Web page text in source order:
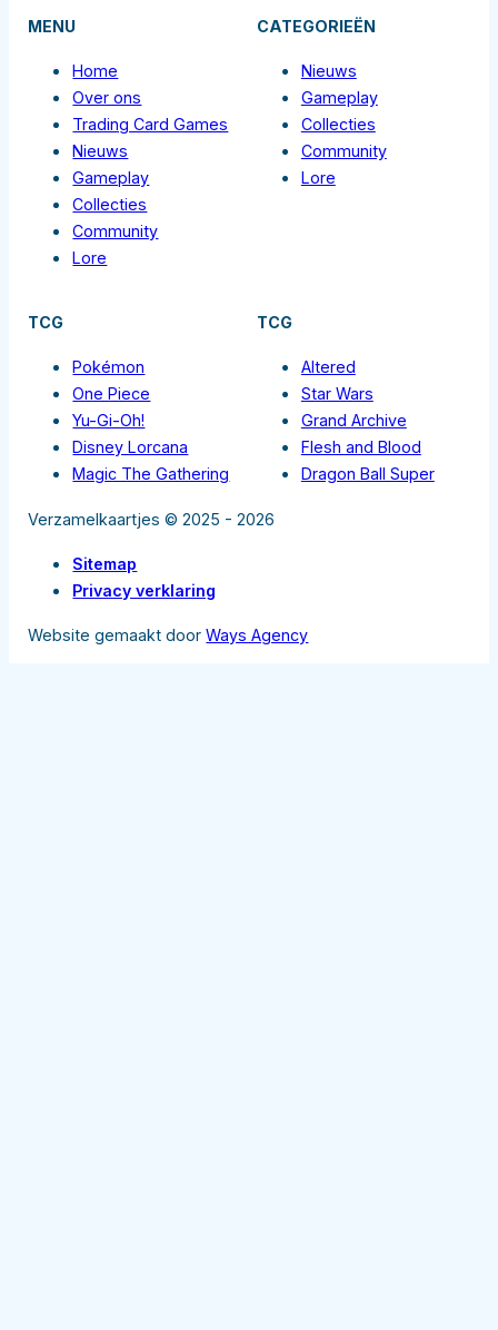
MENU
Home
Over ons
Trading Card Games
Nieuws
Gameplay
Collecties
Community
Lore
CATEGORIEËN
Nieuws
Gameplay
Collecties
Community
Lore
TCG
Pokémon
One Piece
Yu-Gi-Oh!
Disney Lorcana
Magic The Gathering
TCG
Altered
Star Wars
Grand Archive
Flesh and Blood
Dragon Ball Super
Verzamelkaartjes © 2025 - 2026
Sitemap
Privacy verklaring
Website gemaakt doorWays Agency